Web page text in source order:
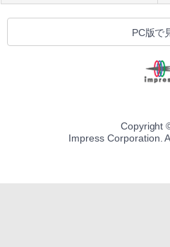
PC版で
Copyright
Impress Corporation.